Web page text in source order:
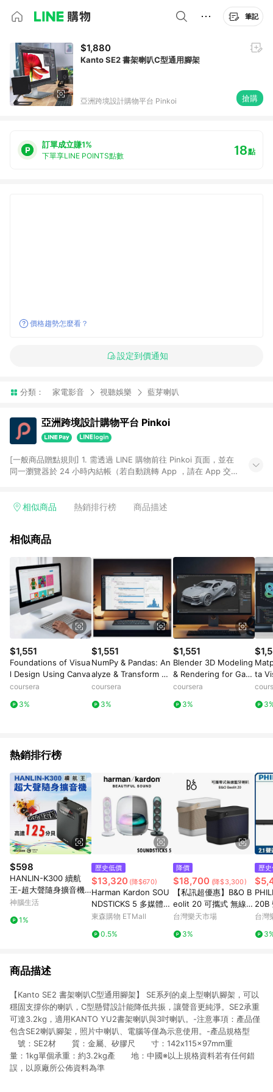
筆記
$1,880
Kanto SE2 書架喇叭C型通用腳架
亞洲跨境設計購物平台 Pinkoi 搶購
訂單成立賺1%
下單享LINE POINTS點數 18點
價格趨勢怎麼看？
設定到價通知
分類： 家電影音 視聽娛樂 藍芽喇叭
亞洲跨境設計購物平台 Pinkoi
[一般商品贈點規則] 1. 需透過 LINE 購物前往 Pinkoi 頁面，並在
同一瀏覽器於 24 小時內結帳（若自動跳轉 App ，請在 App 交
回饋訂單不得享有 Pinkoi 站方優惠，例如首購優惠，P coins，
行為，不具贈點資格，部分退款不在此限。 6. APP 請更新至
貨後 45 天後發送。 8. 群眾募資商品，禮物卡，開館保證金，補
運費，攤位費等不具贈點資格。 9. LINE 購物站上之商品規格、
顏色、價位、贈品如與 Pinkoi 商品資訊頁及購物車不符，以
Pinkoi 購物商品資訊頁及購物車標示為準。 10. 點數紅包使用規
則請以點數紅包活動說明為準。 11. 若於 LINE 購物前往 Pinkoi
頁面後才首次下載 Pinkoi APP 並完成訂單，不符合導購資格；承
上，首次下載 Pinkoi APP 後，需透過 LINE 購物前往 Pinkoi 頁
面，方享導購資格。
相似商品 熱銷排行榜 商品描述
相似商品
$1,551
Foundations of Visua
l Design Using Canva
coursera
3%
$1,551
NumPy & Pandas: An
alyze & Transform Da
ta
coursera
3%
$1,551
Blender 3D Modeling
& Rendering for Gam
es & Animation
coursera
3%
ta
熱銷排行榜
$598
HANLIN-K300 續航
王-超大聲隨身擴音機
(最高達125分貝)
神腦生活
1%
歷史低價
$13,320 (降$670)
Harman Kardon SOU
NDSTICKS 5 多媒體水
母喇叭 全新進化版 三
公司貨保固一年
東森購物 ETMall
0.5%
降價
$18,700 (降$3,300)
【私訊超優惠】B&O B
eolit 20 可攜式 無線
藍牙喇叭(有兩色) LIT2
台灣樂天市場
3%
歷
20B
1
台灣
商品描述
【Kanto SE2 書架喇叭C型通用腳架】 SE系列的桌上型喇叭腳架，可以
穩固支撐你的喇叭，C型懸臂設計能降低共振，讓聲音更純淨。SE2承重
可達3.2kg，適用KANTO YU2書架喇叭與3吋喇叭。-注意事項：產品僅
包含SE2喇叭腳架，照片中喇叭、電腦等僅為示意使用。-產品規格型
號：SE2材 質：金屬、矽膠尺 寸：142x115x97mm重
量：1kg單個承重：約3.2kg產 地：中國※以上規格資料若有任何錯
誤，以原廠所公佈資料為準